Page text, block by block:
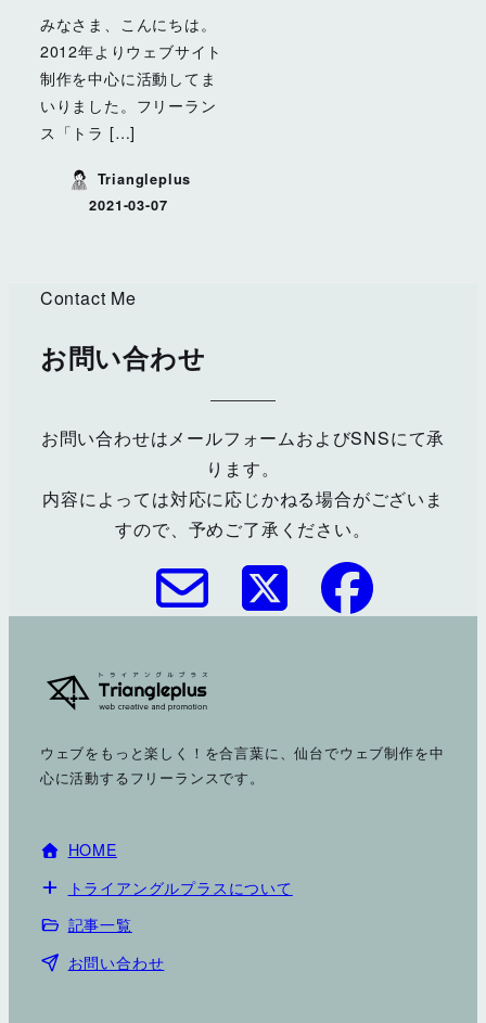
みなさま、こんにちは。
2012年よりウェブサイト
制作を中心に活動してま
いりました。フリーラン
ス「トラ […]
Triangleplus
投稿日
2021-03-07
Contact Me
お問い合わせ
お問い合わせはメールフォームおよびSNSにて承
ります。
内容によっては対応に応じかねる場合がございま
すので、予めご了承ください。
ウェブをもっと楽しく！を合言葉に、仙台でウェブ制作を中
心に活動するフリーランスです。
HOME
トライアングルプラスについて
記事一覧
お問い合わせ